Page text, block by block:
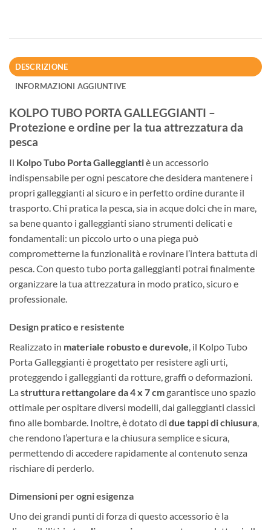
DESCRIZIONE
INFORMAZIONI AGGIUNTIVE
KOLPO TUBO PORTA GALLEGGIANTI –
Protezione e ordine per la tua attrezzatura da
pesca
Il Kolpo Tubo Porta Galleggiantiè un accessorio
indispensabile per ogni pescatore che desidera mantenere i
propri galleggianti al sicuro e in perfetto ordine durante il
trasporto. Chi pratica la pesca, sia in acque dolci che in mare,
sa bene quanto i galleggianti siano strumenti delicati e
fondamentali: un piccolo urto o una piega può
comprometterne la funzionalità e rovinare l’intera battuta di
pesca. Con questo tubo porta galleggianti potrai finalmente
organizzare la tua attrezzatura in modo pratico, sicuro e
professionale.
Design pratico e resistente
Realizzato in materiale robusto e durevole, il Kolpo Tubo
Porta Galleggianti è progettato per resistere agli urti,
proteggendo i galleggianti da rotture, graffi o deformazioni.
La struttura rettangolare da 4 x 7 cmgarantisce uno spazio
ottimale per ospitare diversi modelli, dai galleggianti classici
fino alle bombarde. Inoltre, è dotato di due tappi di chiusura,
che rendono l’apertura e la chiusura semplice e sicura,
permettendo di accedere rapidamente al contenuto senza
rischiare di perderlo.
Dimensioni per ogni esigenza
Uno dei grandi punti di forza di questo accessorio è la